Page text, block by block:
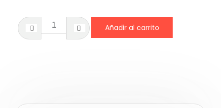
Añadir al carrito